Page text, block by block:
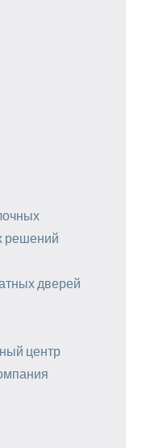
решений
дверей
центр